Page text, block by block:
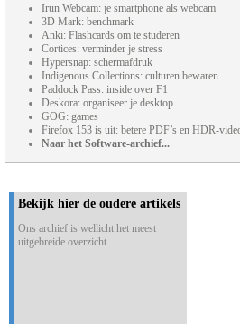
Irun Webcam: je smartphone als webcam
3D Mark: benchmark
Anki: Flashcards om te studeren
Cortices: verminder je stress
Hypersnap: schermafdruk
Indigenous Collections: culturen bewaren
Paddock Pass: inside over F1
Deskora: organiseer je desktop
GOG: games
Firefox 153 is uit: betere PDF’s en HDR-
Naar het Software-archief...
Bekijk hier de oudere artikels
Ons archief is wellicht het meest
uitgebreide overzicht...